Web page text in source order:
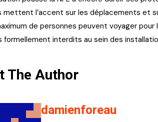
mettent l’accent sur les déplacements et
de personnes peuvent voyager
formellement interdits au sein des
The Author
damienforeau